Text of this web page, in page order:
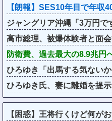
【朗報】SES10年目で年収
ジャングリア沖縄「3万円
高市総理、被爆体験者と面
防衛費、過去最大の8.9兆円
ひろゆき「出馬する気ない
ひろゆき氏、妻に離婚を提
【困惑】王将行くけど何が